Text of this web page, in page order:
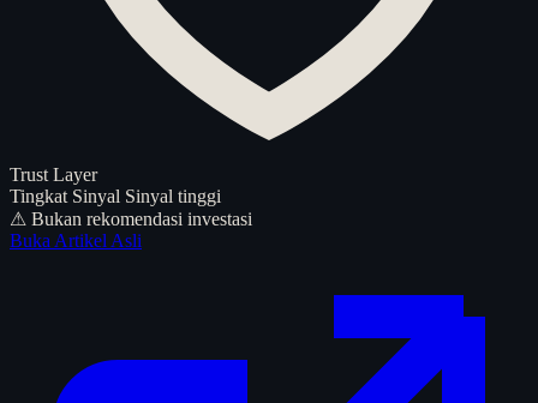
Trust Layer
Tingkat Sinyal Sinyal tinggi
⚠ Bukan rekomendasi investasi
Buka Artikel Asli